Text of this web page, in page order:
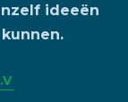
ideeën